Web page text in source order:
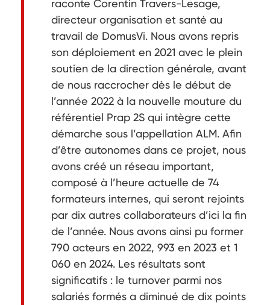
raconte Corentin Travers-Lesage,
directeur organisation et santé au
travail de DomusVi. Nous avons repris
son déploiement en 2021 avec le plein
soutien de la direction générale, avant
de nous raccrocher dès le début de
l’année 2022 à la nouvelle mouture du
référentiel Prap 2S qui intègre cette
démarche sous l’appellation ALM. Afin
d’être autonomes dans ce projet, nous
avons créé un réseau important,
composé à l’heure actuelle de 74
formateurs internes, qui seront rejoints
par dix autres collaborateurs d’ici la fin
de l’année. Nous avons ainsi pu former
790 acteurs en 2022, 993 en 2023 et 1
060 en 2024. Les résultats sont
significatifs : le turnover parmi nos
salariés formés a diminué de dix points